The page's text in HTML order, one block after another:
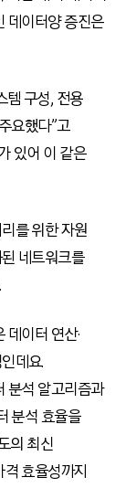
데이터양 증진은
템 구성, 전용
요했다”고
있어 이 같은
를 위한 자원
네트워크를
이터 연산·
데요.
분석 알고리즘과
분석 효율을
의 최신
효율성까지